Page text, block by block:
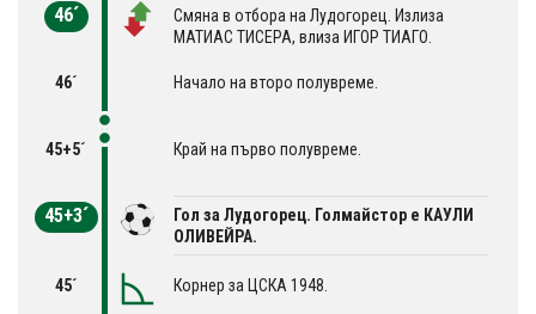
46´
Смяна в отбора на Лудогорец. Излиза
МАТИАС ТИСЕРА, влиза ИГОР ТИАГО.
46´ Начало на второ полувреме.
45+5´ Край на първо полувреме.
45+3´
Гол за Лудогорец. Голмайстор е КАУЛИ
ОЛИВЕЙРА.
45´ Корнер за ЦСКА 1948.